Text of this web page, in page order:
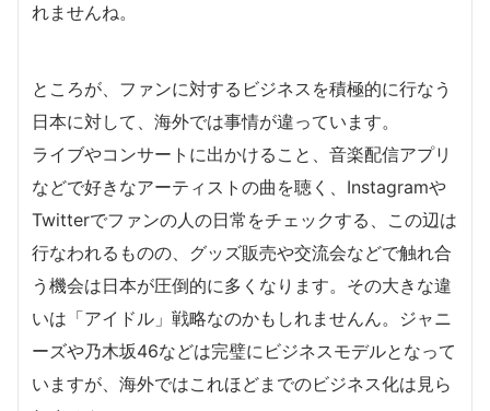
れませんね。
ところが、ファンに対するビジネスを積極的に行なう
日本に対して、海外では事情が違っています。
ライブやコンサートに出かけること、音楽配信アプリ
などで好きなアーティストの曲を聴く、Instagramや
Twitterでファンの人の日常をチェックする、この辺は
行なわれるものの、グッズ販売や交流会などで触れ合
う機会は日本が圧倒的に多くなります。その大きな違
いは「アイドル」戦略なのかもしれませんん。ジャニ
ーズや乃木坂46などは完璧にビジネスモデルとなって
いますが、海外ではこれほどまでのビジネス化は見ら